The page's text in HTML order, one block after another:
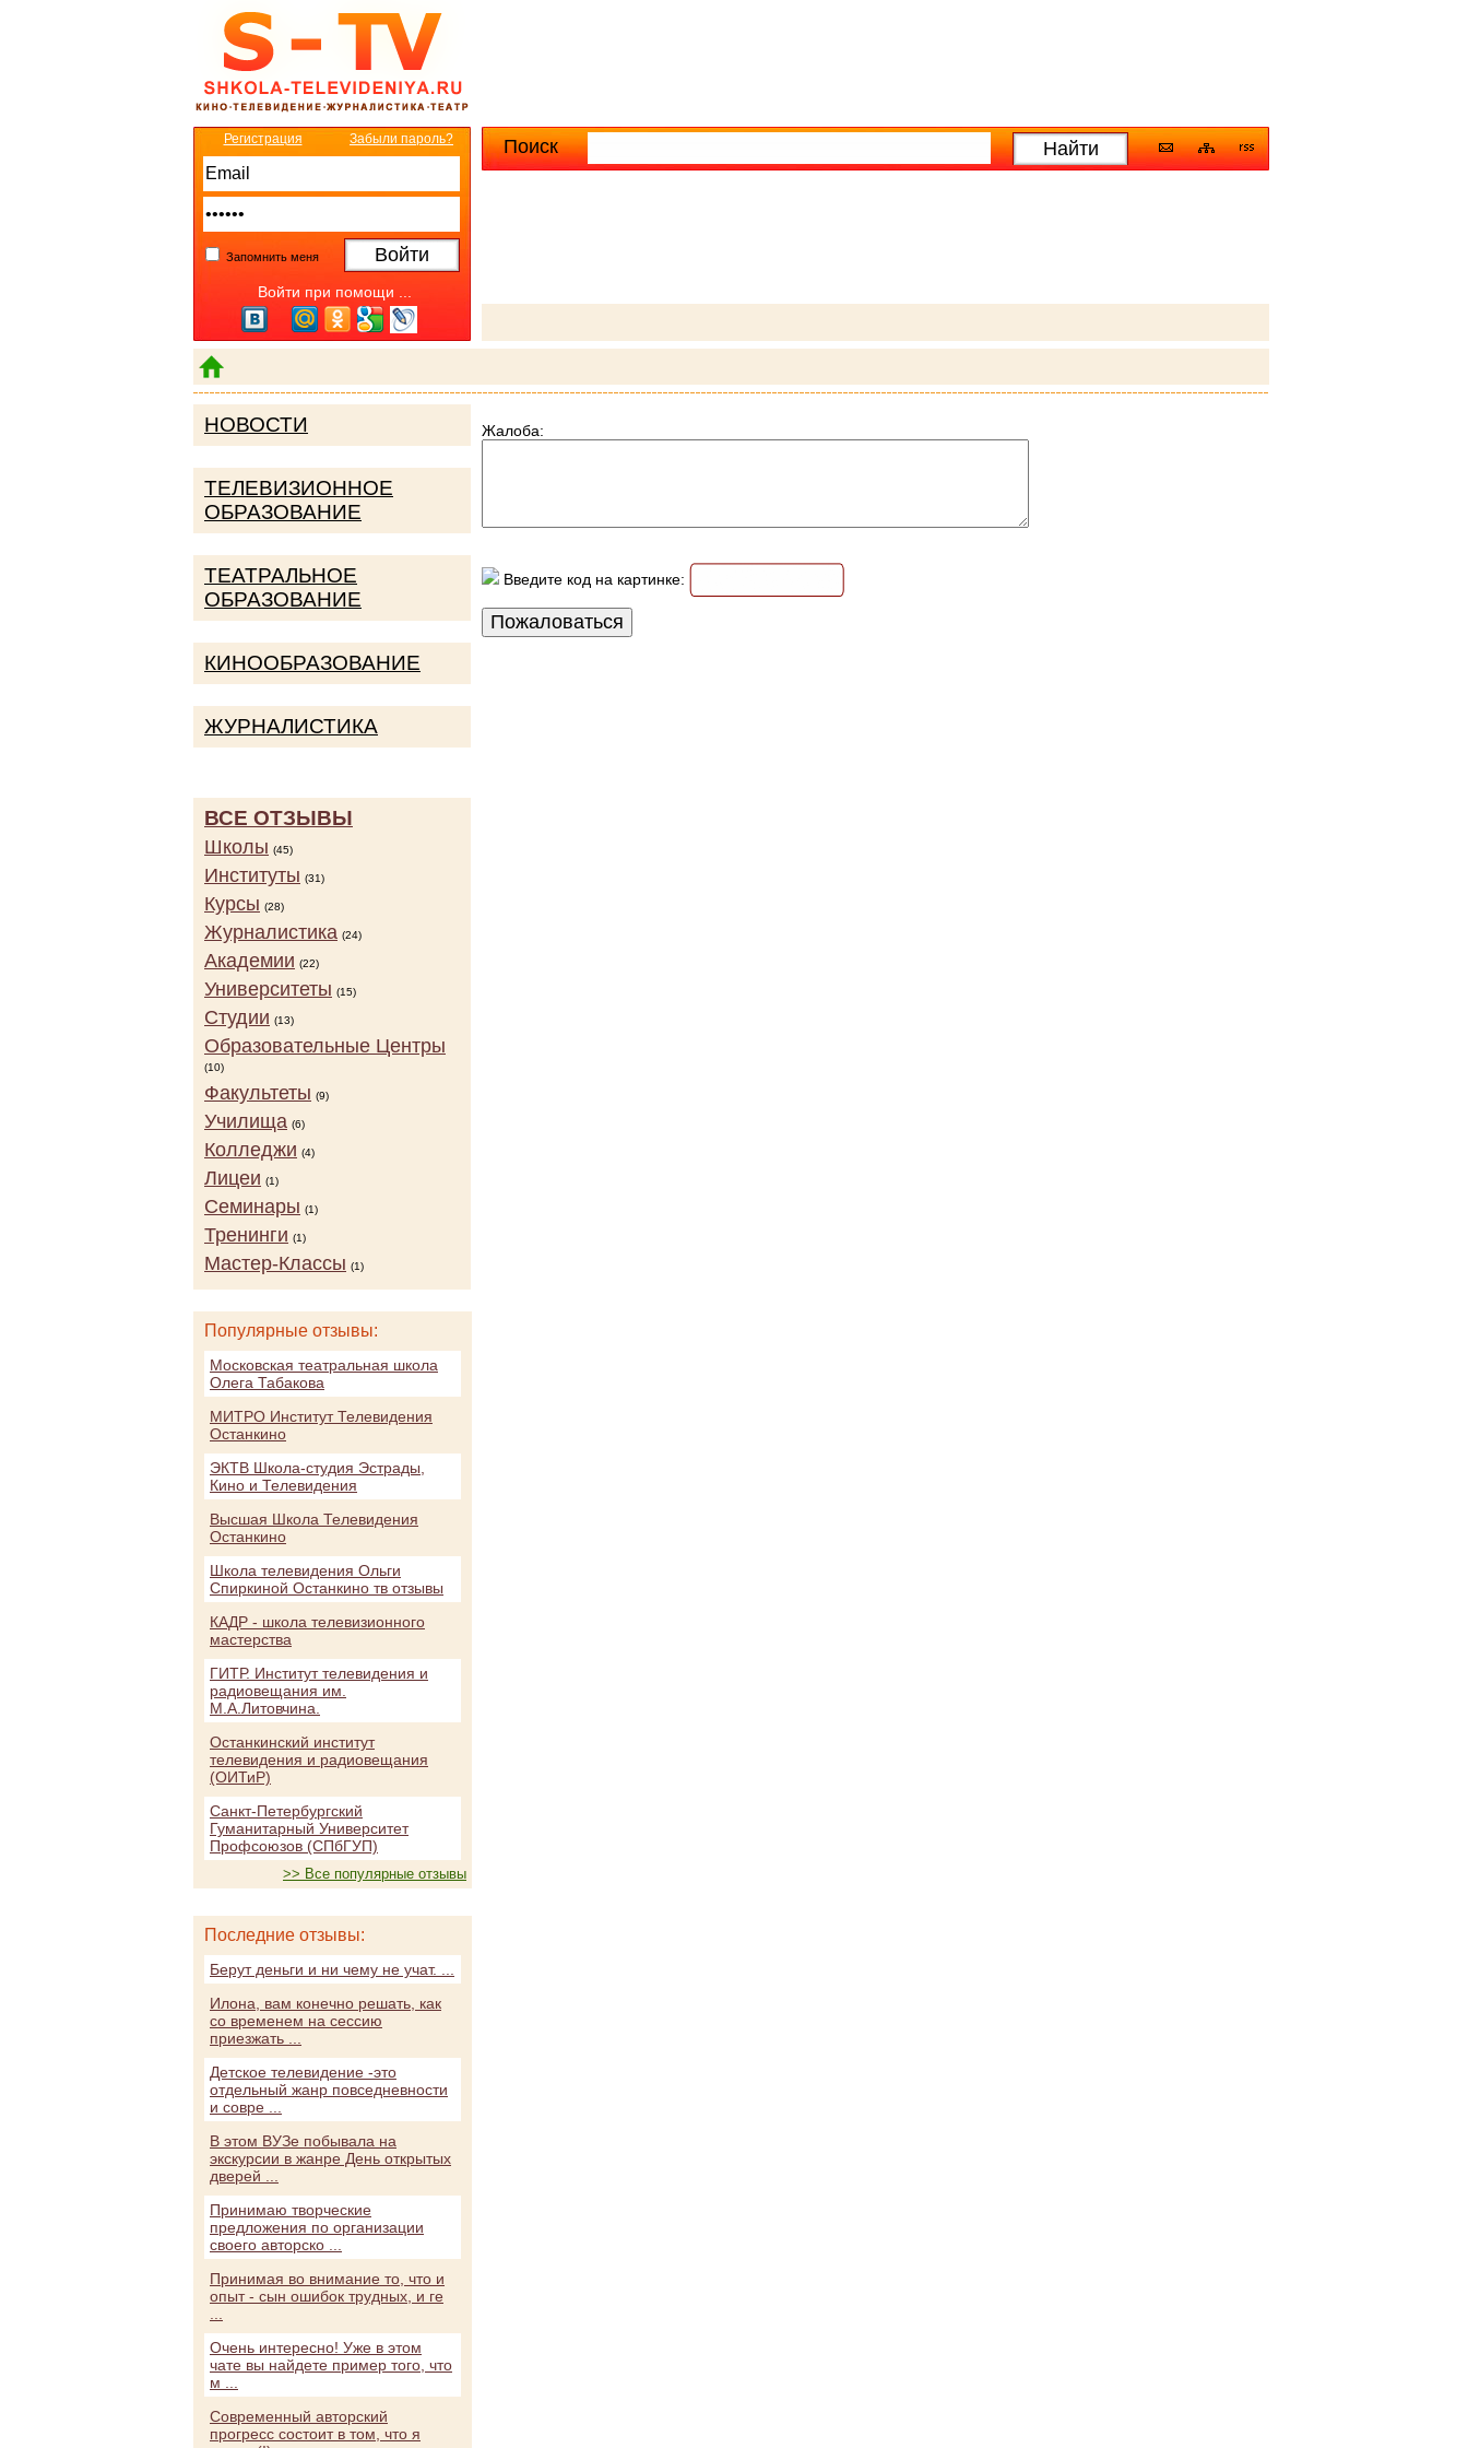
Поиск
Расширенный поиск
Регистрация Забыли пароль?
Запомнить меня
Войти при помощи ...
Жалоба:
Введите код на картинке:
НОВОСТИ
ТЕЛЕВИЗИОННОЕ
ОБРАЗОВАНИЕ
ТЕАТРАЛЬНОЕ
ОБРАЗОВАНИЕ
КИНООБРАЗОВАНИЕ
ЖУРНАЛИСТИКА
ВСЕ ОТЗЫВЫ
Школы (45)
Институты (31)
Курсы (28)
Журналистика (24)
Академии (22)
Университеты (15)
Студии (13)
Образовательные Центры
(10)
Факультеты (9)
Училища (6)
Колледжи (4)
Лицеи (1)
Семинары (1)
Тренинги (1)
Мастер-Классы (1)
Популярные отзывы:
Московская театральная школа
Олега Табакова
МИТРО Институт Телевидения
Останкино
ЭКТВ Школа-студия Эстрады,
Кино и Телевидения
Высшая Школа Телевидения
Останкино
Школа телевидения Ольги
Спиркиной Останкино тв отзывы
КАДР - школа телевизионного
мастерства
ГИТР. Институт телевидения и
радиовещания им.
М.А.Литовчина.
Останкинский институт
телевидения и радиовещания
(ОИТиР)
Санкт-Петербургский
Гуманитарный Университет
Профсоюзов (СПбГУП)
>> Все популярные отзывы
Последние отзывы:
Берут деньги и ни чему не учат. ...
Илона, вам конечно решать, как
со временем на сессию
приезжать ...
Детское телевидение -это
отдельный жанр повседневности
и совре ...
В этом ВУЗе побывала на
экскурсии в жанре День открытых
дверей ...
Принимаю творческие
предложения по организации
своего авторско ...
Принимая во внимание то, что и
опыт - сын ошибок трудных, и ге
Очень интересно! Уже в этом
чате вы найдете пример того, что
м ...
Современный авторский
прогресс состоит в том, что я